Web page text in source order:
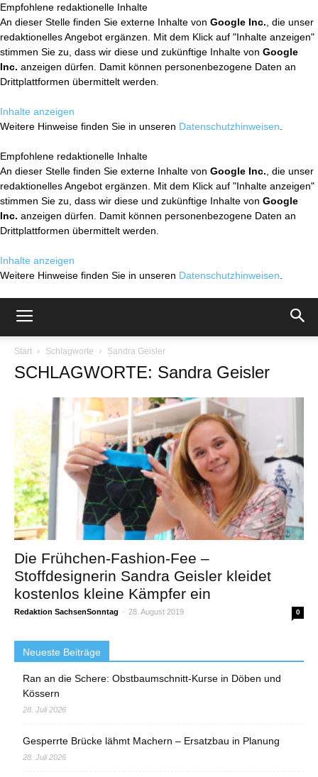
Empfohlene redaktionelle Inhalte
An dieser Stelle finden Sie externe Inhalte von Google Inc. , die unser
redaktionelles Angebot ergänzen. Mit dem Klick auf "Inhalte anzeigen"
stimmen Sie zu, dass wir diese und zukünftige Inhalte von Google
Inc. anzeigen dürfen. Damit können personenbezogene Daten an
Drittplattformen übermittelt werden.
Inhalte anzeigen
Weitere Hinweise finden Sie in unseren Datenschutzhinweisen
Empfohlene redaktionelle Inhalte
An dieser Stelle finden Sie externe Inhalte von Google Inc. , die unser
redaktionelles Angebot ergänzen. Mit dem Klick auf "Inhalte anzeigen"
stimmen Sie zu, dass wir diese und zukünftige Inhalte von Google
Inc. anzeigen dürfen. Damit können personenbezogene Daten an
Drittplattformen übermittelt werden.
Inhalte anzeigen
Weitere Hinweise finden Sie in unseren Datenschutzhinweisen
Start Schlagworte Sandra Geisler
SCHLAGWORTE: Sandra Geisler
Die Frühchen-Fashion-Fee –
Stoffdesignerin Sandra Geisler kleidet
kostenlos kleine Kämpfer ein
Redaktion SachsenSonntag - 28. August 2019 0
Neueste Beiträge
Ran an die Schere: Obstbaumschnitt-Kurse in Döben und
Kössern
28. Juli 2026
Gesperrte Brücke lähmt Machern – Ersatzbau in Planung
28. Juli 2026